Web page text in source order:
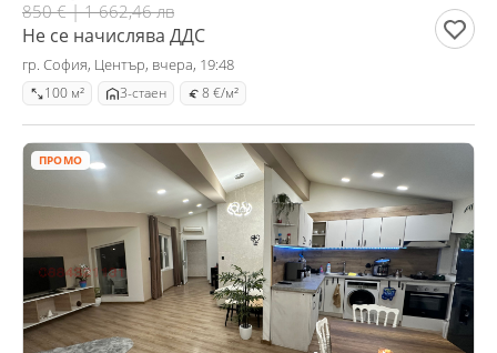
850 € | 1 662,46 лв
Не се начислява ДДС
гр. София, Център, вчера, 19:48
100 м² 3-стаен 8 €/м²
ПРОМО